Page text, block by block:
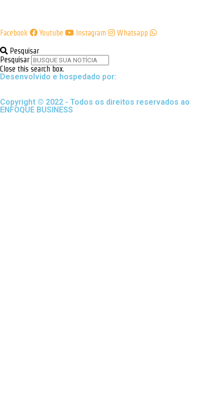
Facebook Youtube Instagram Whatsapp
Pesquisar
Pesquisar
Close this search box.
Desenvolvido e hospedado por:
Copyright © 2022 - Todos os direitos reservados ao
ENFOQUE BUSINESS